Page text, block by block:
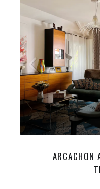
ARCACHON